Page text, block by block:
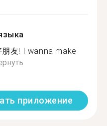
友! I wanna make
приложение